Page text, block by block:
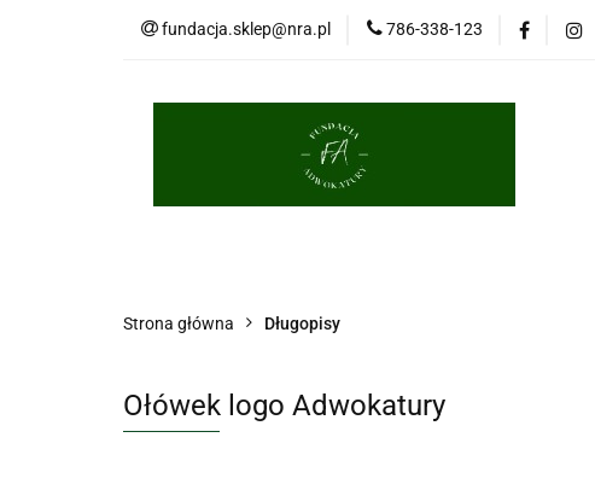
fundacja.sklep@nra.pl 786-338-123
Palestra Porcelana
Strona główna Długopisy
Ołówek logo Adwokatury